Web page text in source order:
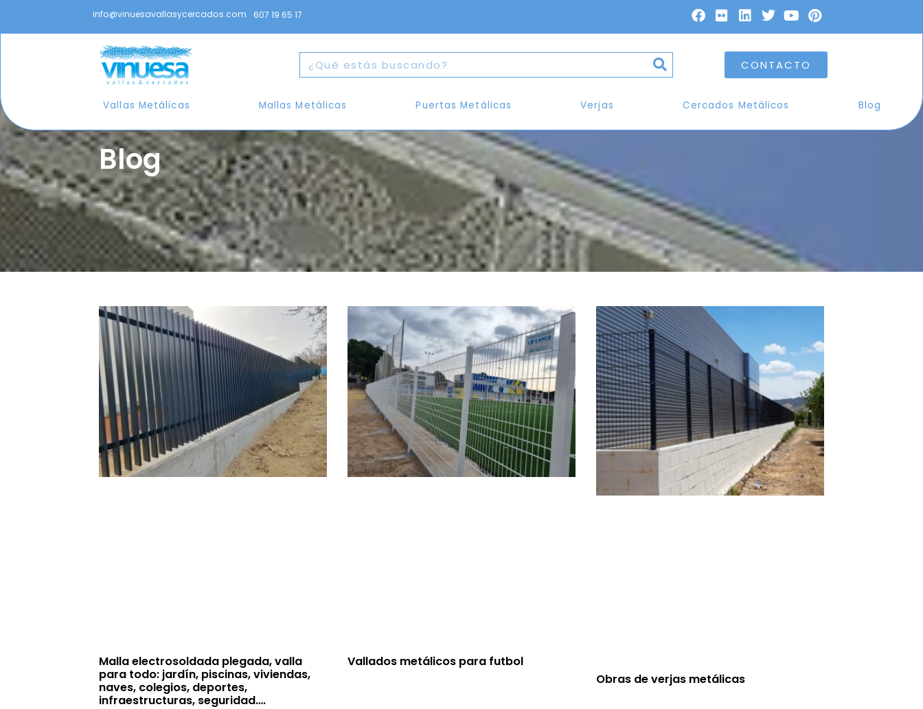
info@vinuesavallasycercados.com 607 19 65 17
CONTACTO
Vallas Metálicas Mallas Metálicas Puertas Metálicas Verjas Cercados Metálicos Blog
Blog
Malla electrosoldada plegada, valla
para todo: jardín, piscinas, viviendas,
naves, colegios, deportes,
infraestructuras, seguridad….
Vallados metálicos para futbol
Obras de verjas metálicas